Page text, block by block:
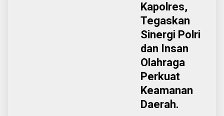
Kapolres,
Tegaskan
Sinergi Polri
dan Insan
Olahraga
Perkuat
Keamanan
Daerah.